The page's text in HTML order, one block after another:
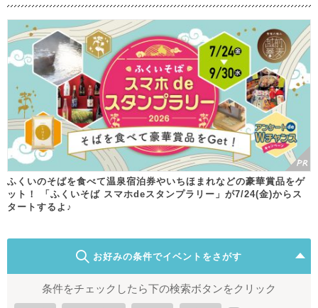
ふくいのそばを食べて温泉宿泊券やいちほまれなどの豪華賞品をゲ
ット！ 「ふくいそば スマホdeスタンプラリー」が7/24(金)からス
タートするよ♪
お好みの条件でイベントをさがす
条件をチェックしたら下の検索ボタンをクリック